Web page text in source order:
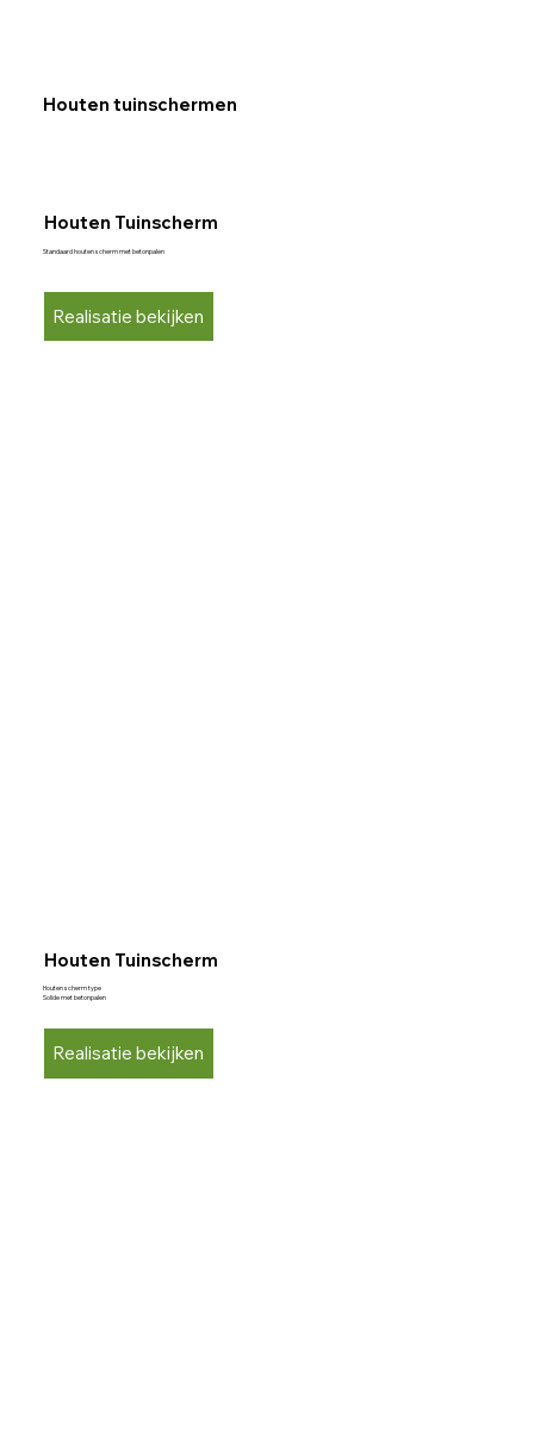
Houten tuinschermen
Houten Tuinscherm
Standaard houten scherm met betonpalen
Realisatie bekijken
Houten Tuinscherm
Houten scherm type
Solide met betonpalen
Realisatie bekijken